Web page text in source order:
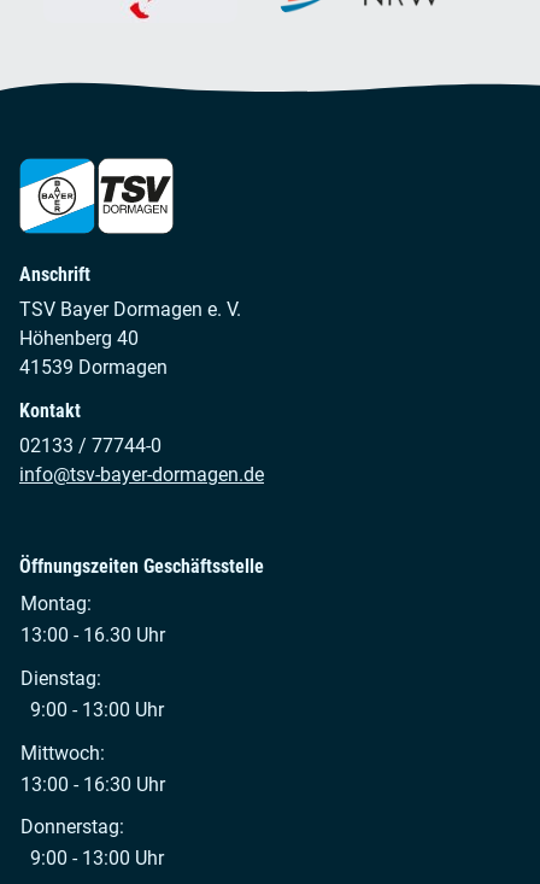
Anschrift
TSV Bayer Dormagen e. V.
Höhenberg 40
41539 Dormagen
Kontakt
02133 / 77744-0
info@tsv-bayer-dormagen.de
Öffnungszeiten Geschäftsstelle
Montag:
13:00 - 16.30 Uhr
Dienstag:
9:00 - 13:00 Uhr
Mittwoch:
13:00 - 16:30 Uhr
Donnerstag:
9:00 - 13:00 Uhr